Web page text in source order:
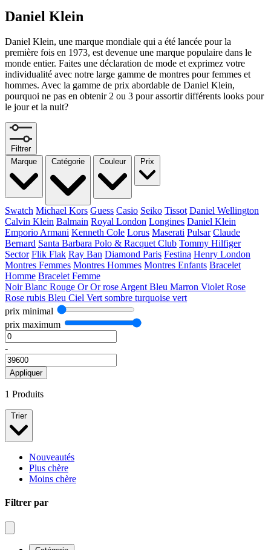
Daniel Klein
Daniel Klein, une marque mondiale qui a été lancée pour la
première fois en 1973, est devenue une marque populaire dans le
monde entier. Faites une déclaration de mode et exprimez votre
individualité avec notre large gamme de montres pour femmes et
hommes. Avec la gamme de prix abordable de Daniel Klein,
pourquoi ne pas en obtenir 2 ou 3 pour assortir différents looks pour
le jour et la nuit?
Filtrer
Marque
Catégorie Couleur Prix
Swatch Michael Kors Guess Casio Seiko Tissot Daniel Wellington
Calvin Klein Balmain Royal London Longines Daniel Klein
Emporio Armani Kenneth Cole Lorus Maserati Pulsar Claude
Bernard Santa Barbara Polo & Racquet Club Tommy Hilfiger
Sector Flik Flak Ray Ban Diamond Paris Festina Henry London
Montres Femmes Montres Hommes Montres Enfants Bracelet
Homme Bracelet Femme
Noir Blanc Rouge Or Or rose Argent Bleu Marron Violet Rose
Rose rubis Bleu Ciel Vert sombre turquoise vert
prix minimal
prix maximum
-
Appliquer
1 Produits
Trier
Nouveautés
Plus chère
Moins chère
Filtrer par